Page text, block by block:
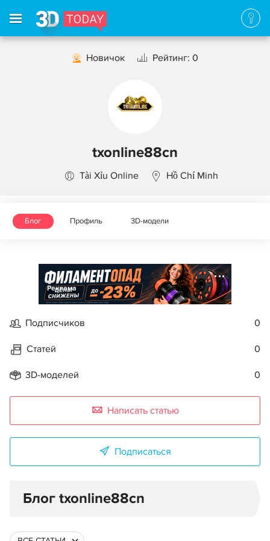
Новичок Рейтинг: 0
txonline88cn
Tài Xỉu Online Hồ Chí Minh
Блог Профиль 3D-модели
Реклама
Подписчиков 0
Статей 0
3D-моделей 0
Написать статью
Подписаться
Блог txonline88cn